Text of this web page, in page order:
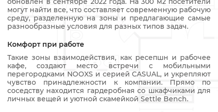
могут найти все, что составляет современную рабочую
среду, разделенную на зоны и предлагающие самые
разнообразные условия для разных типов задач.
Комфорт при работе
Такие зоны взаимодействия, как ресепшн и рабочее
кафе, создают место встречи с мобильными
перегородками NOOXS и серией CASUAL, и укрепляют
чувство принадлежности к компании. Прямо по
соседству находится гардеробная со шкафчиками для
личных вещей и уютной скамейкой Settle Bench.